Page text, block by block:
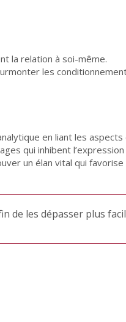
la relation à soi-même.
les
en liant les
qui inhibent
un élan vital qui favorise
de les dépasser plus